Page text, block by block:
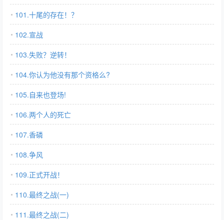
101.十尾的存在！？
102.宣战
103.失败？逆转！
104.你认为他没有那个资格么?
105.自来也登场!
106.两个人的死亡
107.香磷
108.争风
109.正式开战！
110.最终之战(一)
111.最终之战(二)